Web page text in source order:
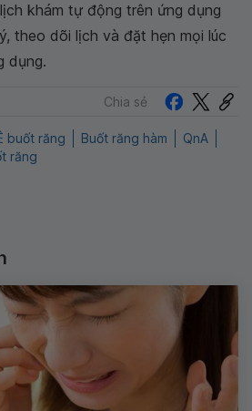
khám tự động trên ứng dụng
theo dõi lịch và đặt hẹn mọi lúc
dụng.
Chia sẻ
buốt răng Buốt răng hàm
QnA
răng